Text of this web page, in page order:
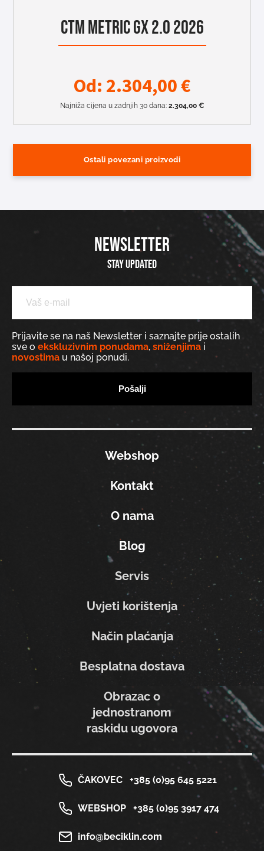
CTM METRIC GX 2.0 2026
Od:2.304,00€
Najniža cijena u zadnjih 30 dana: 2.304,00 €
Ostali povezani proizvodi
NEWSLETTER
Stay updated
Prijavite se na naš Newsletter i saznajte prije ostalih
sve o ekskluzivnim ponudama, sniženjima i
novostima u našoj ponudi.
Webshop
Kontakt
O nama
Blog
Servis
Uvjeti korištenja
Način plaćanja
Besplatna dostava
Obrazac o
jednostranom
raskidu ugovora
ČAKOVEC +385 (0)95 645 5221
WEBSHOP +385 (0)95 3917 474
info@beciklin.com